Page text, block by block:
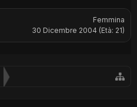
Femmina
30 Dicembre 2004 (Età: 21)